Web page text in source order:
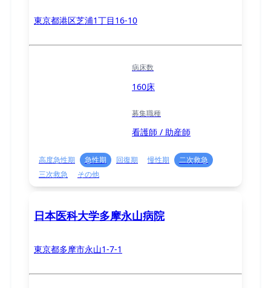
東京都港区芝浦1丁目16-10
病床数
160床
募集職種
看護師 / 助産師
高度急性期 急性期 回復期 慢性期
二次救急
三次救急
その他
日本医科大学多摩永山病院
東京都多摩市永山1-7-1